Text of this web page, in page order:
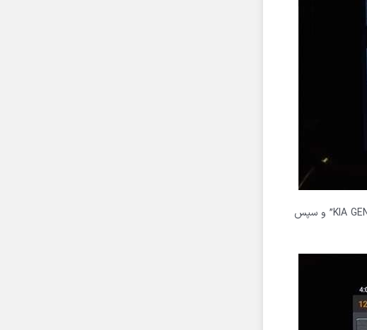
در صورتی قبلا خودرو را انتخاب کرده باشیشم گزینه “خودرو قبلی ” را لمس میکنیم. همنچنین میتوانیم این خودرو را از منو “KIA GENERAL” و سپس